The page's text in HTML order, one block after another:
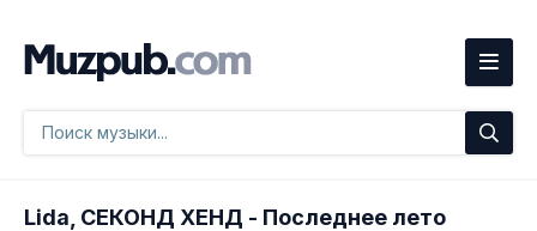
Lida, СЕКОНД ХЕНД - Последнее лето